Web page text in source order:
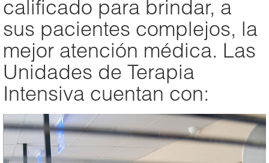
calificado para brindar, a
sus pacientes complejos, la
mejor atención médica. Las
Unidades de Terapia
Intensiva cuentan con: